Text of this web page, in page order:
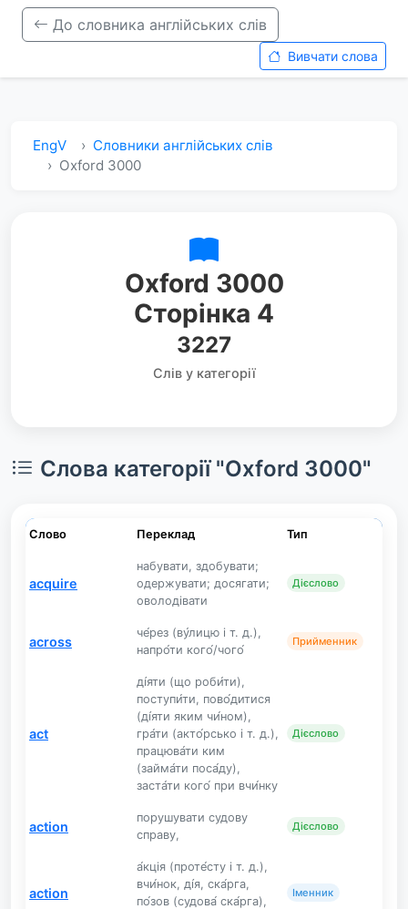
До словника англійських слів
Вивчати слова
EngV
Словники англійських слів
Oxford 3000
Oxford 3000
Сторінка 4
3227
Слів у категорії
Слова категорії "Oxford 3000"
Слово Переклад Тип
acquire
набувати, здобувати;
одержувати; досягати;
оволодівати
Дієслово
across
че́рез (ву́лицю і т. д.),
напро́ти кого́/чого́
Прийменник
act
ді́яти (що роби́ти),
поступи́ти, пово́дитися
(ді́яти яким чи́ном),
гра́ти (акто́рсько і т. д.),
працюва́ти ким
(займа́ти поса́ду),
заста́ти кого́ при вчи́нку
Дієслово
action
порушувати судову
справу,
Дієслово
action
а́кція (проте́сту і т. д.),
вчи́нок, ді́я, ска́рга,
по́зов (судова́ ска́рга),
Іменник